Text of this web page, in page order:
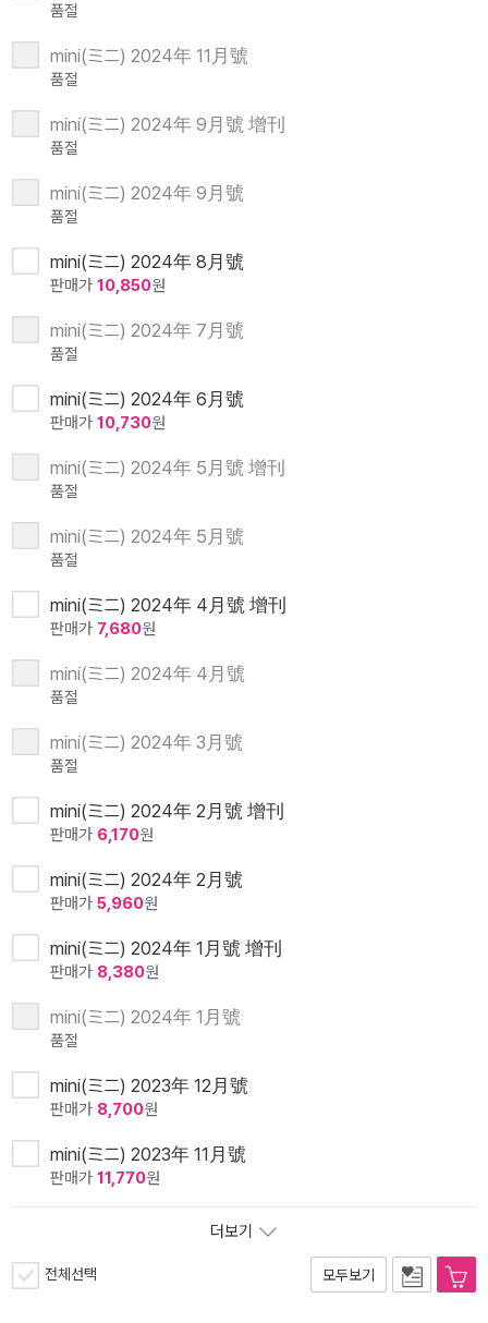
품절
mini(ミニ) 2024年 11月號
품절
mini(ミニ) 2024年 9月號 增刊
품절
mini(ミニ) 2024年 9月號
품절
mini(ミニ) 2024年 8月號
판매가 10,850원
mini(ミニ) 2024年 7月號
품절
mini(ミニ) 2024年 6月號
판매가 10,730원
mini(ミニ) 2024年 5月號 增刊
품절
mini(ミニ) 2024年 5月號
품절
mini(ミニ) 2024年 4月號 增刊
판매가 7,680원
mini(ミニ) 2024年 4月號
품절
mini(ミニ) 2024年 3月號
품절
mini(ミニ) 2024年 2月號 增刊
판매가 6,170원
mini(ミニ) 2024年 2月號
판매가 5,960원
mini(ミニ) 2024年 1月號 增刊
판매가 8,380원
mini(ミニ) 2024年 1月號
품절
mini(ミニ) 2023年 12月號
판매가 8,700원
mini(ミニ) 2023年 11月號
판매가 11,770원
더보기
전체선택 모두보기